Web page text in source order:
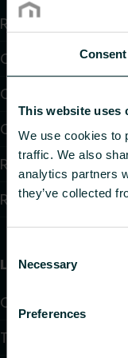
Consent
This website uses
We use cookies to
traffic. We also
analytics partners
they’ve collected
Selection
Necessary
Preferences
Radiateurs
Chauffage par le
Convecteurs
Chauffage
Régulation
Régulation
Liens utiles
Calculateurs
Téléchargements